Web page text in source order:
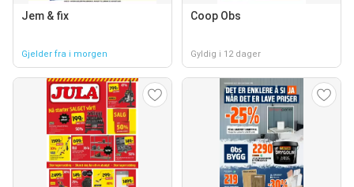
Jem & fix
Gjelder fra i morgen
Coop Obs
Gyldig i 12 dager